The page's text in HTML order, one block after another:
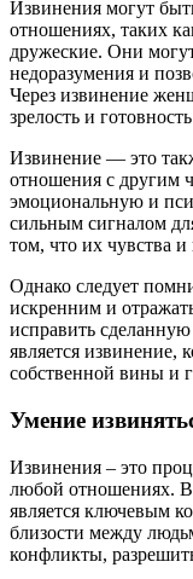
Извинения могут
отношениях, таких
дружеские. Они
недоразумения и
Через извинение
зрелость и
Извинение — это
отношения с другим
эмоциональную и
сильным сигналом
том, что их чувства
Однако следует
искренним и
исправить
является извинение,
собственной вины и
Умение
Извинения – это
любой отношениях. В
является ключевым
близости между
конфликты,